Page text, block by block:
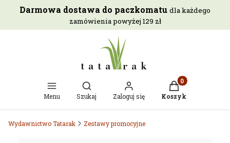
Darmowa dostawa do paczkomatu dla każdego
zamówienia powyżej 129 zł
Menu
Otwórz wyszukiwarkę
Szukaj Zaloguj się
Produkty w
Koszyk
Wydawnictwo Tatarak Zestawy promocyjne